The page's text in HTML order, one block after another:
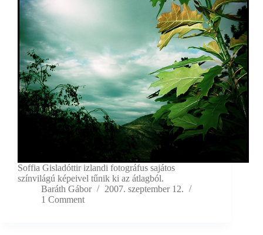
Soffia Gisladóttir izlandi fotográfus sajátos
színvilágú képeivel tűnik ki az átlagból.
Baráth Gábor
2007. szeptember 12.
1 Comment